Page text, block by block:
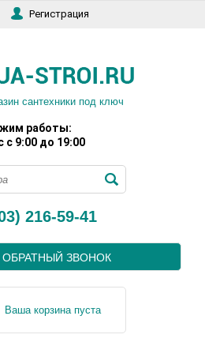
Регистрация
сантехники под ключ
работы:
с 9:00 до 19:00
216-59-41
ОБРАТНЫЙ ЗВОНОК
Ваша корзина пуста